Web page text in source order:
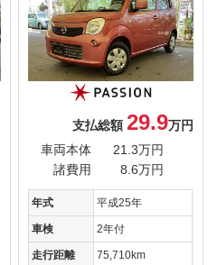
支払総額 29.9万円
車両本体
21.3万円
諸費用
8.6万円
年式 平成25年
車検 2年付
走行距離 75,710km